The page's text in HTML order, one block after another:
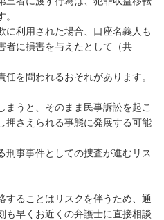
に利用された場合、口座名義人も
者に損害を与えたとして（共
を問われるおそれがあります。
うと、そのまま民事訴訟を起こ
押さえられる事態に発展する可能
刑事事件としての捜査が進むリス
することはリスクを伴うため、通
も早くお近くの弁護士に直接相談